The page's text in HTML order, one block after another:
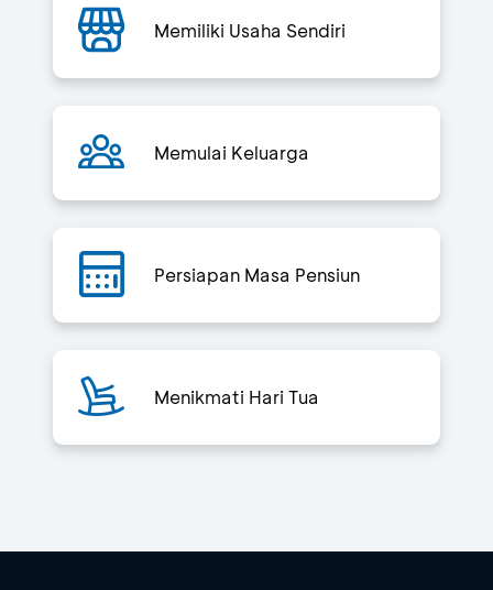
Memiliki Usaha Sendiri
Memulai Keluarga
Persiapan Masa Pensiun
Menikmati Hari Tua